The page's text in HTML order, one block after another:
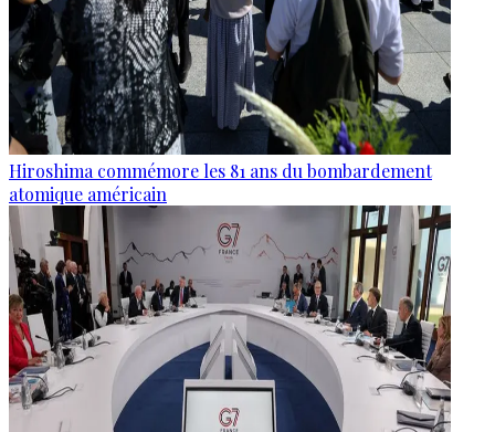
Hiroshima commémore les 81 ans du bombardement
atomique américain